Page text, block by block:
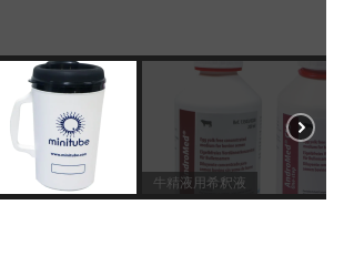
牛精液用希釈液